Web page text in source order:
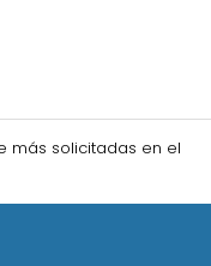
más solicitadas en el